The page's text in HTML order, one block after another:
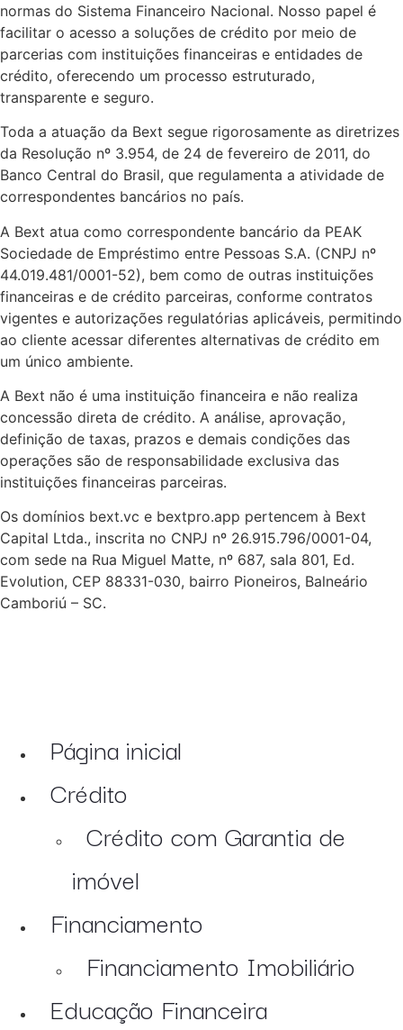
normas do Sistema Financeiro Nacional. Nosso papel é
facilitar o acesso a soluções de crédito por meio de
parcerias com instituições financeiras e entidades de
crédito, oferecendo um processo estruturado,
transparente e seguro.
Toda a atuação da Bext segue rigorosamente as diretrizes
da Resolução nº 3.954, de 24 de fevereiro de 2011, do
Banco Central do Brasil, que regulamenta a atividade de
correspondentes bancários no país.
A Bext atua como correspondente bancário da PEAK
Sociedade de Empréstimo entre Pessoas S.A. (CNPJ nº
44.019.481/0001-52), bem como de outras instituições
financeiras e de crédito parceiras, conforme contratos
vigentes e autorizações regulatórias aplicáveis, permitindo
ao cliente acessar diferentes alternativas de crédito em
um único ambiente.
A Bext não é uma instituição financeira e não realiza
concessão direta de crédito. A análise, aprovação,
definição de taxas, prazos e demais condições das
operações são de responsabilidade exclusiva das
instituições financeiras parceiras.
Os domínios bext.vc e bextpro.app pertencem à Bext
Capital Ltda., inscrita no CNPJ nº 26.915.796/0001-04,
com sede na Rua Miguel Matte, nº 687, sala 801, Ed.
Evolution, CEP 88331-030, bairro Pioneiros, Balneário
Camboriú – SC.
Página inicial
Crédito
Crédito com Garantia de
imóvel
Financiamento
Financiamento Imobiliário
Educação Financeira